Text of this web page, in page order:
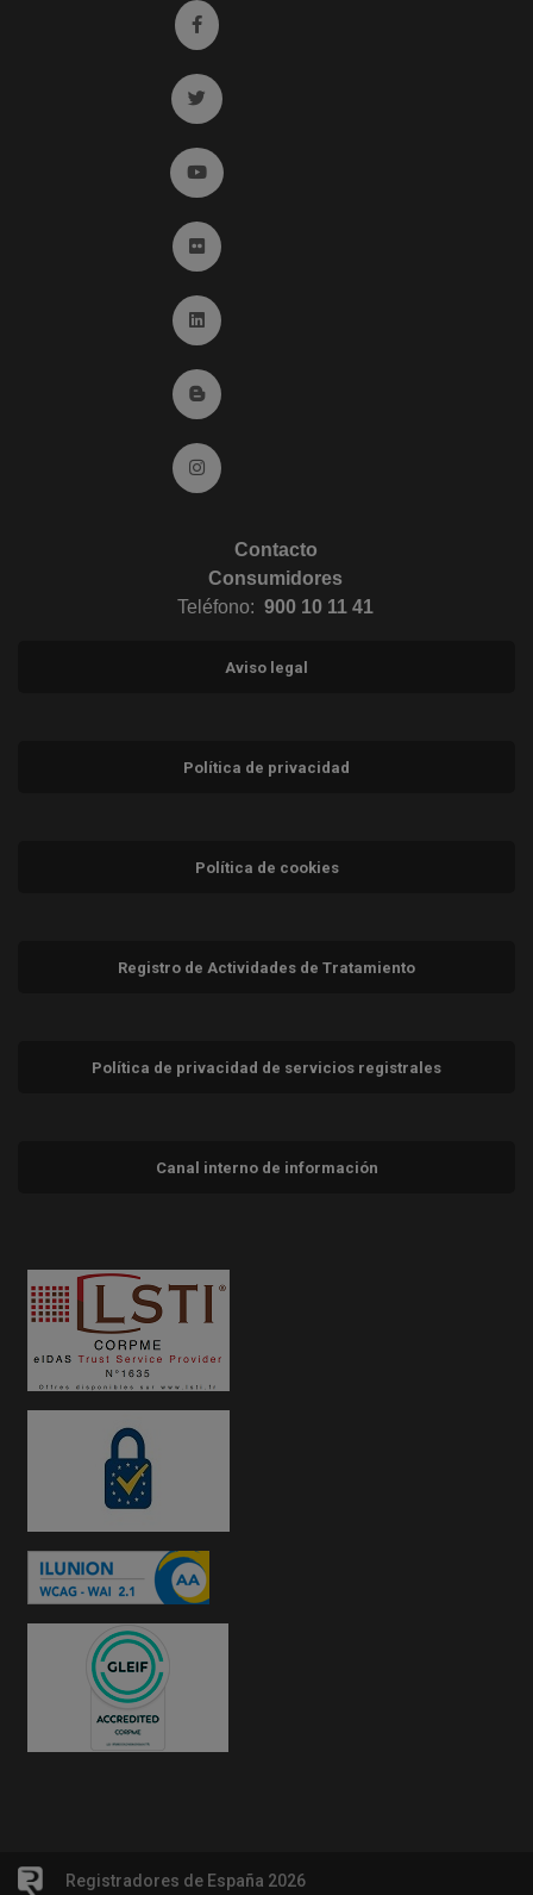
Ir a facebook (abre en ventana nueva)
Ir a twitter (abre en ventana nueva)
Ir a YouTube (abre en ventana nueva)
Ir a Flickr (abre en ventana nueva)
Ir a Linkedin (abre en ventana nueva)
Ir al Blog (abre en ventana nueva)
Ir a Instagram (abre en ventana nueva)
Contacto
Consumidores
Teléfono: 900 10 11 41
Aviso legal
Política de privacidad
Política de cookies
Registro de Actividades de Tratamiento
Política de privacidad de servicios registrales
Canal interno de información
Registradores de España 2026